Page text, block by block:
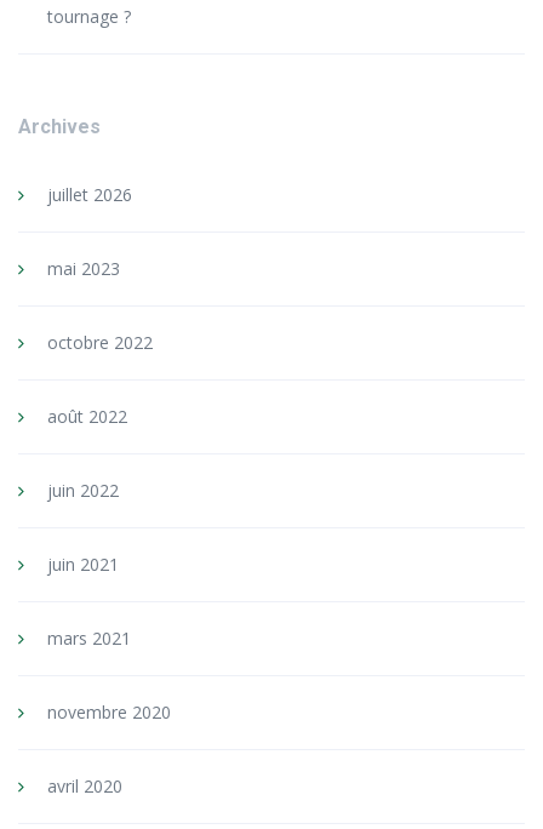
tournage ?
Archives
juillet 2026
mai 2023
octobre 2022
août 2022
juin 2022
juin 2021
mars 2021
novembre 2020
avril 2020